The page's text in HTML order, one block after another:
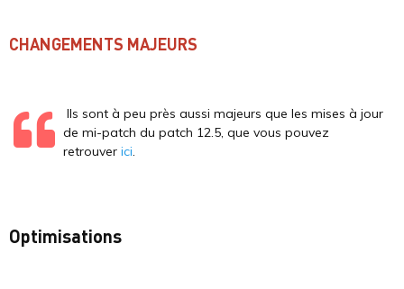
CHANGEMENTS MAJEURS
Ils sont à peu près aussi majeurs que les mises à jour
de mi-patch du patch 12.5, que vous pouvez
retrouver ici.
Optimisations